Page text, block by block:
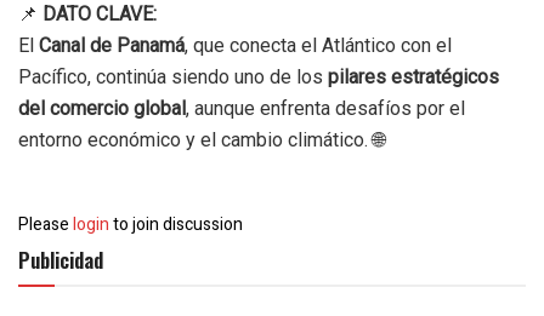
📌 DATO CLAVE:
El Canal de Panamá, que conecta el Atlántico con el
Pacífico, continúa siendo uno de los pilares estratégicos
del comercio global, aunque enfrenta desafíos por el
entorno económico y el cambio climático. 🌐
Pleaseloginto join discussion
Publicidad